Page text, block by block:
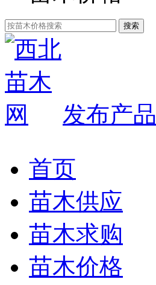
发布产品
首页
苗木供应
苗木求购
苗木价格